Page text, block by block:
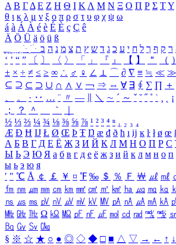
Α Β ΓΔ Ε Ζ Η Θ Ι ΚΛ Μ Ν Ξ Ο Π Ρ Σ ΤΥ
θ ι κ λ μ ν ξ ο π ρ σ τ υ φ χ ψ ω
á à Á À é è É È ç Ç ê
Ä Ö Ü ä ö ü ß
ִֶֹ ֻּ ׁׂ ר ק ף ך ל ח י ע כ ג ד ש ץ ת צ מ נ ה ב
‘ ’ “ ” 〔 〕 〈 〉 「 」 『 』 【 】 ＂ （ ）
± × ÷ ≠ ≤ ≥ ∞ ∴ ♂ ♀ ∠ ⊥ ⌒ ∂ ∇ ≡ ≒ ≪ ≫
⊆ ⊇ ⊂ ⊃ ∪ ∩ ∧ ∨ ￢ ⇒ ⇔ ∀ ∃ ∮ ∑ ∏ ＋
、
。 · ‥ … ¨ 〃 ― ＼ ∼ ´ ～ ˇ ˘ ˝ ˚ ˙ ¸ ¡
；
？ ＾ ｀
½ ⅓ ⅔ ¼ ¾ ⅛ ⅜ ⅝ ⅞ ¹ ² ³ ⁴ ⁿ ₁ ₂ ₃ ₄
Æ Ð Ħ Ĳ Ł Ø Œ Þ Ŧ Ŋ æ đ ð ħ ı ĳ ĸ ŀ ł ø œ
А Б В Г Д Е Ё Ж З И Й К Л М Н О П Р С
Ы Ь Э Ю Я а б в г д е ё ж з и й к л м н о п
ы ь э ю я
′ ″ ℃ Å ￠ ￡ ￥ ¤ ℉ ‰ ＄ ％ Ｆ ￦ ㎕ ㎖
㎙ ㎚ ㎛ ㎜ ㎝ ㎞ ㎟ ㎠ ㎡ ㎢ ㏊ ㎍ ㎎ ㎏
㎱ ㎲ ㎳ ㎴ ㎵ ㎶ ㎷ ㎸ ㎹ ㎀ ㎁ ㎂ ㎃ ㎄
㎒ ㎓ ㎔ Ω ㏀ ㏁ ㎊ ㎋ ㎌ ㏖ ㏅ ㎭ ㎮ ㎯
㏃ ㏉ ㏜ ㏆
§ ※ ☆ ★ ○ ● ◎ ◇ ◆ □ ■ △ ▽ → ← ↑ ↓